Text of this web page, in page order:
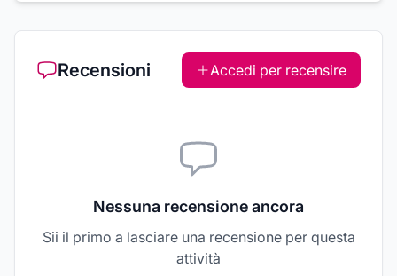
Recensioni Accedi per recensire
Nessuna recensione ancora
Sii il primo a lasciare una recensione per questa
attività